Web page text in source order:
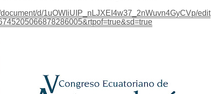
d/1uOWIiUIP_nLJXEI4w37_2nWuvn4GyCVp/edit